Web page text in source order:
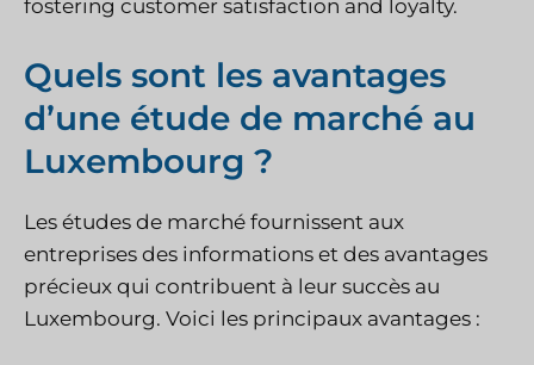
fostering customer satisfaction and loyalty.
Quels sont les avantages
d’une étude de marché au
Luxembourg ?
Les études de marché fournissent aux
entreprises des informations et des avantages
précieux qui contribuent à leur succès au
Luxembourg. Voici les principaux avantages :